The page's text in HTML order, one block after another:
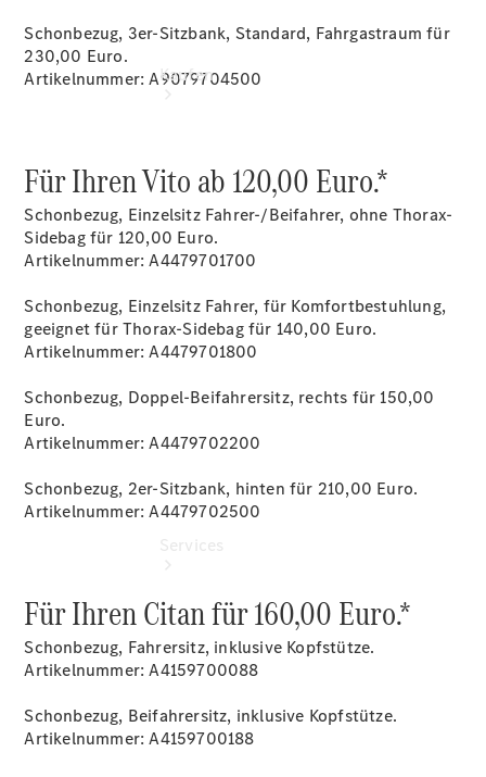
Kaufen
Übersicht
Digitale
Extras
Gebrauchtfahrzeugsuche
Übersicht
Finanzdienste
Schonbezug, 3er-Sitzbank, Standard, Fahrgastraum für
230,00 Euro.
Artikelnummer: A9079704500
Für Ihren Vito ab 120,00 Euro.*
Schonbezug, Einzelsitz Fahrer-/Beifahrer, ohne Thorax-
Sidebag für 120,00 Euro.
Artikelnummer: A4479701700
Schonbezug, Einzelsitz Fahrer, für Komfortbestuhlung,
geeignet für Thorax-Sidebag für 140,00 Euro.
Artikelnummer: A4479701800
Schonbezug, Doppel-Beifahrersitz, rechts für 150,00
Euro.
Artikelnummer: A4479702200
Schonbezug, 2er-Sitzbank, hinten für 210,00 Euro.
Artikelnummer: A4479702500
Für Ihren Citan für 160,00 Euro.*
Schonbezug, Fahrersitz, inklusive Kopfstütze.
Artikelnummer: A4159700088
Schonbezug, Beifahrersitz, inklusive Kopfstütze.
Artikelnummer: A4159700188